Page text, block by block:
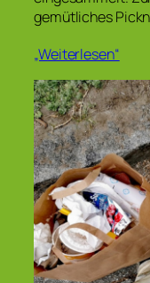
gemütliches
„Weiterlesen“